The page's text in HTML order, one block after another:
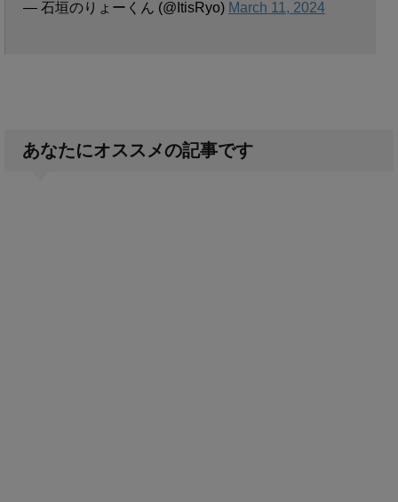
— 石垣のりょーくん (@ItisRyo) March 11, 2024
あなたにオススメの記事です